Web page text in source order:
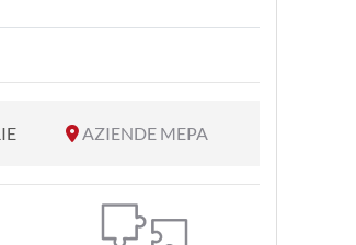
AZIENDE MEPA